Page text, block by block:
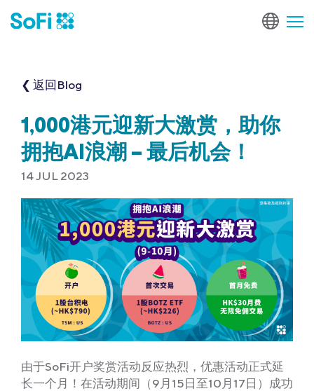
❮ 返回Blog
1,000港元迎新大激赏，助你
拥抱AI浪潮 – 最后机会！
14 JUL 2023
由于SoFi开户奖赏活动反应热烈，优惠活动正式延
长一个月！在活动期间（9月15日至10月17日）成功